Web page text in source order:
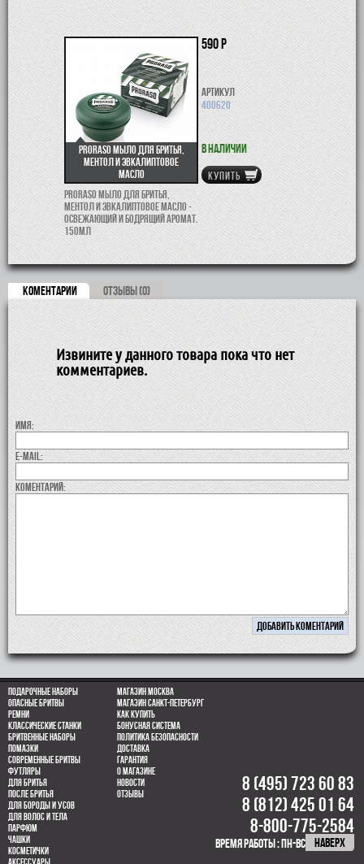
Proraso мыло для бритья,
ментол и эвкалиптовое
масло
Proraso мыло для бритья,
ментол и эвкалиптовое масло -
освежающий и бодрящий аромат.
150мл
590 р
Артикул
400620
В наличии
КУПИТЬ
КОМЕНТАРИИ ОТЗЫВЫ (0)
Извините у данного товара пока что нет
комментариев.
Имя:
E-MAIL:
коментарий:
Подарочные наборы
Опасные бритвы
Ремни
Классические станки
Бритвенные наборы
Помазки
Современные бритвы
Футляры
Для бритья
После бритья
Для бороды и усов
для волос и тела
парфюм
Чашки
Косметички
Магазин Москва
Магазин Санкт-Петербург
Как купить
Бонусная система
Политика безопасности
Доставка
Гарантия
О магазине
Новости
Отзывы
8 (495) 723 60 83
8 (812) 425 01 64
8-800-775-2584
время работы : пн-вс 10.00-21.00
НАВЕРХ